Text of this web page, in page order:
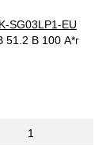
SG03LP1-EU
51.2 В 100 A*г
1